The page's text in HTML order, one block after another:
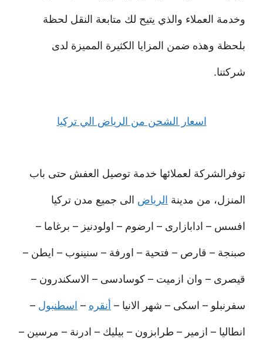
وخدمة العملاء والذي يتيح لك متابعة النقل لحظة
بلحظة وهذه ضمن المزايا الكثيرة المميزة لدى
شركتنا.
اسعار الشحن من الرياض الي تركيا
توفرالشركة لعملائها خدمة توصيل العفش حتى باب
المنزل، من مدينة الرياض الى جميع مدن تركيا
افسس – ادابازارى – ارضوم – اولودنيز – برغاما –
صبنجة – قارص – فتحية – اورفة – سنينوب – ايطن –
قيصرى – وان ازميت – كوسادسى – الاسكندرون –
سفرنبلو – اسكى – شهر الانيا – أنقره – اسطنبول –
انطاليا – ازمير – طرابزون – بيليك – ادرنة – مرسين –